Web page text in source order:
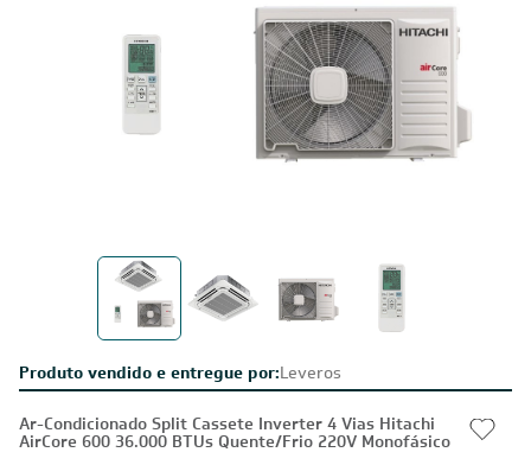
Produto vendido e entregue por:Leveros
Ar-Condicionado Split Cassete Inverter 4 Vias Hitachi
AirCore 600 36.000 BTUs Quente/Frio 220V Monofásico